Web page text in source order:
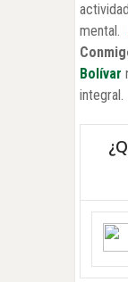
mental.
Bolívar
integral.